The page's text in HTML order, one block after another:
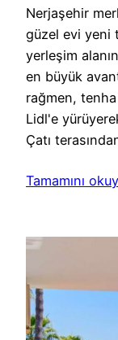
Nerjaşehir
güzel evi yeni
yerleşim
en büyük
rağmen,
Lidl'e
Çatı
Tamamını